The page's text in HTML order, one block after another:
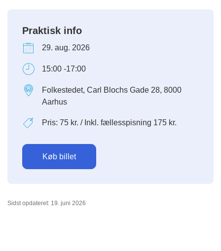
Praktisk info
29. aug. 2026
15:00 -17:00
Folkestedet, Carl Blochs Gade 28, 8000
Aarhus
Pris: 75 kr. / Inkl. fællesspisning 175 kr.
Køb billet
Sidst opdateret: 19. juni 2026